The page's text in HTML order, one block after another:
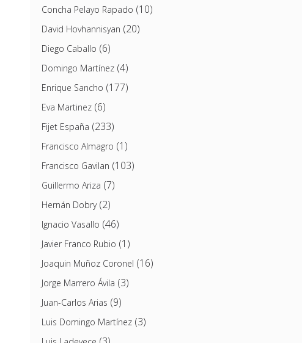
Concha Pelayo Rapado (10)
David Hovhannisyan (20)
Diego Caballo (6)
Domingo Martínez(4)
Enrique Sancho (177)
Eva Martinez(6)
Fijet España (233)
Francisco Almagro (1)
Francisco Gavilan (103)
Guillermo Ariza (7)
Hernán Dobry(2)
Ignacio Vasallo (46)
Javier Franco Rubio (1)
Joaquin Muñoz Coronel (16)
Jorge Marrero Ávila (3)
Juan-Carlos Arias (9)
Luis Domingo Martínez(3)